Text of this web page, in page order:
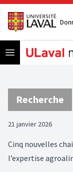
Open menu
Recherche
21 janvier 2026
Cinq nouvelles
l’expertise